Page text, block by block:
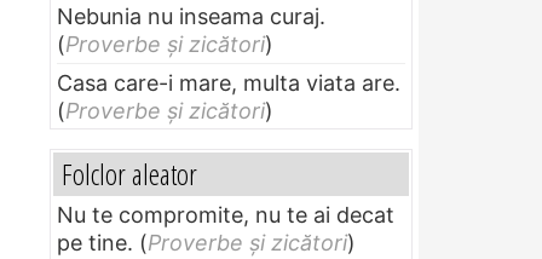
Nebunia nu inseama curaj.
(Proverbe și zicători)
Casa care-i mare, multa viata are.
(Proverbe și zicători)
Folclor aleator
Nu te compromite, nu te ai decat
pe tine. (Proverbe și zicători)